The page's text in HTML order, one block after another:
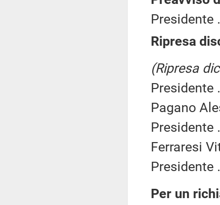
Presidente
Ripresa
(Ripresa
Presidente
Pagano
Presidente
Ferraresi
Presidente
Per un